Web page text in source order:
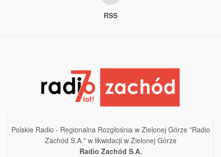
RSS
Polskie Radio - Regionalna Rozgłośnia w Zielonej Górze "Radio
Zachód S.A." w likwidacji w Zielonej Górze
Radio Zachód S.A.